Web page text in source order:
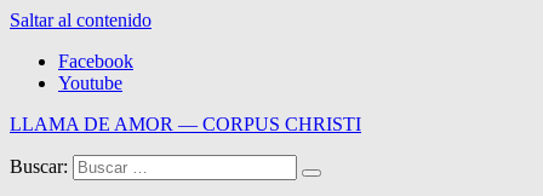
Saltar al contenido
Facebook
Youtube
LLAMA DE AMOR — CORPUS CHRISTI
Blog de la Llama de Amor
Buscar: